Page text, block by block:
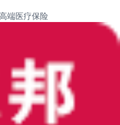
端医疗保险